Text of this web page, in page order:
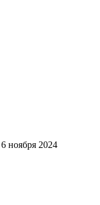
6 ноября 2024